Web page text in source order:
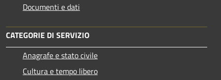
Documenti e dati
CATEGORIE DI SERVIZIO
Anagrafe e stato civile
Cultura e tempo libero